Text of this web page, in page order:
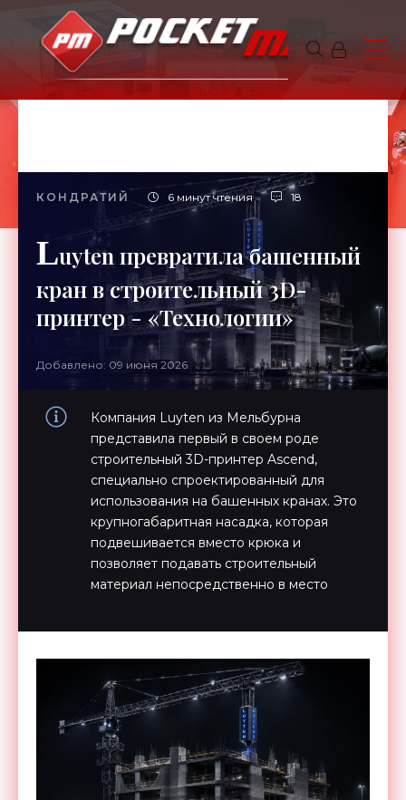
КОНДРАТИЙ 6 минут чтения 18
Luyten превратила башенный
кран в строительный 3D-
принтер - «Технологии»
Добавлено: 09 июня 2026
Компания Luyten из Мельбурна
представила первый в своем роде
строительный 3D-принтер Ascend,
специально спроектированный для
использования на башенных кранах. Это
крупногабаритная насадка, которая
подвешивается вместо крюка и
позволяет подавать строительный
материал непосредственно в место